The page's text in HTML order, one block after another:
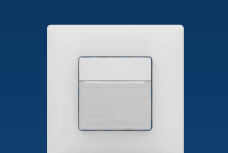
Smart Home
Rilevatori di presenza/movimento
Soluzione OEM
Controllo dell'illuminazione DALI-2